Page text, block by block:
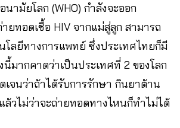
ามัยโลก (WHO) กำลังจะออก
ายทอดเชื้อ HIV จากแม่สู่ลูก สามารถ
โลยีทางการแพทย์ ซึ่งประเทศไทยก็มี
นี้มากคาดว่าเป็นประเทศที่ 2 ของโลก
เจนว่าถ้าได้รับการรักษา กินยาต้าน
ล้วไม่ว่าจะถ่ายทอดทางไหนก็ทำไม่ได้